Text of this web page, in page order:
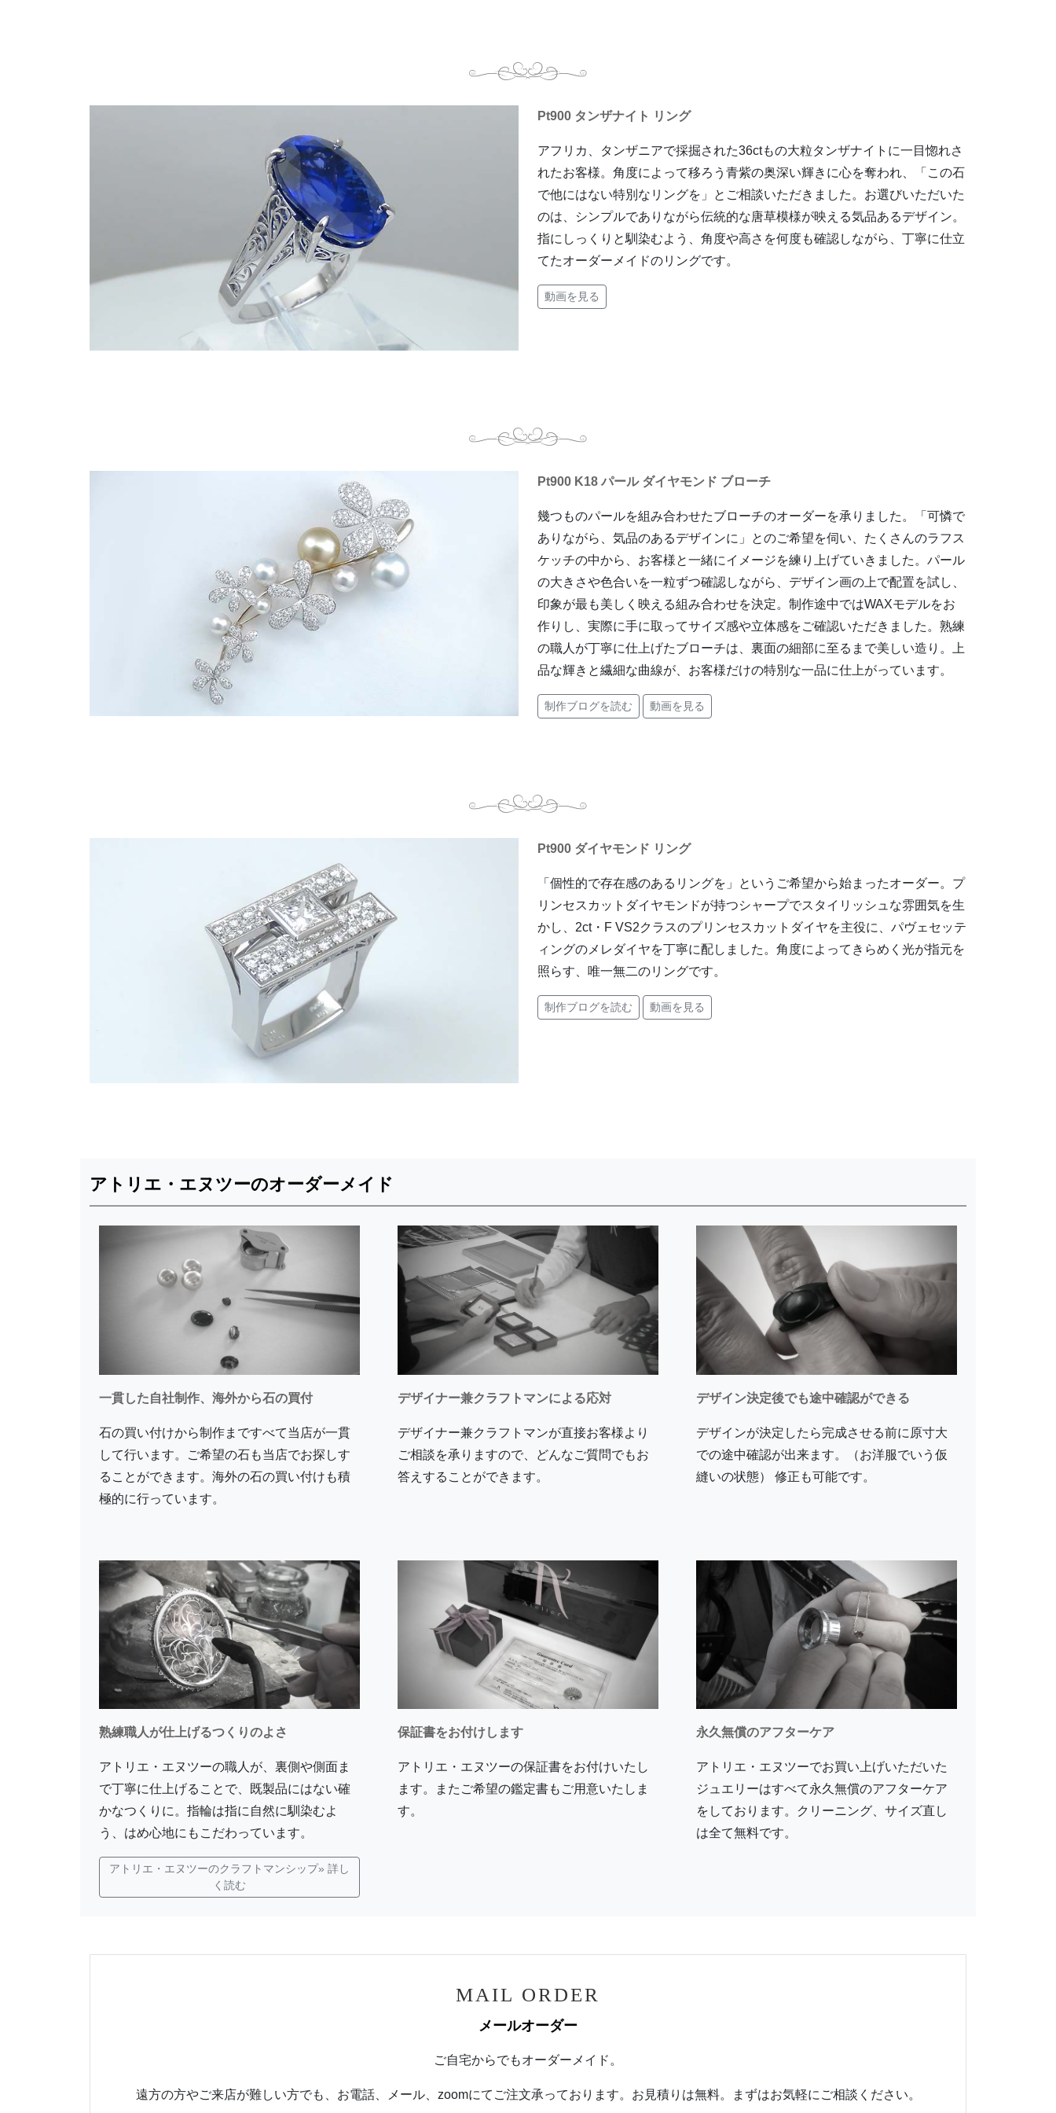
Pt900 タンザナイト リング
アフリカ、タンザニアで採掘された36ctもの大粒タンザナイトに一目惚れさ
れたお客様。角度によって移ろう青紫の奥深い輝きに心を奪われ、「この石
で他にはない特別なリングを」とご相談いただきました。お選びいただいた
のは、シンプルでありながら伝統的な唐草模様が映える気品あるデザイン。
指にしっくりと馴染むよう、角度や高さを何度も確認しながら、丁寧に仕立
てたオーダーメイドのリングです。
動画を見る
Pt900 K18 パール ダイヤモンド ブローチ
幾つものパールを組み合わせたブローチのオーダーを承りました。「可憐で
ありながら、気品のあるデザインに」とのご希望を伺い、たくさんのラフス
ケッチの中から、お客様と一緒にイメージを練り上げていきました。パール
の大きさや色合いを一粒ずつ確認しながら、デザイン画の上で配置を試し、
印象が最も美しく映える組み合わせを決定。制作途中ではWAXモデルをお
作りし、実際に手に取ってサイズ感や立体感をご確認いただきました。熟練
の職人が丁寧に仕上げたブローチは、裏面の細部に至るまで美しい造り。上
品な輝きと繊細な曲線が、お客様だけの特別な一品に仕上がっています。
制作ブログを読む 動画を見る
Pt900 ダイヤモンド リング
「個性的で存在感のあるリングを」というご希望から始まったオーダー。プ
リンセスカットダイヤモンドが持つシャープでスタイリッシュな雰囲気を生
かし、2ct・F VS2クラスのプリンセスカットダイヤを主役に、パヴェセッテ
ィングのメレダイヤを丁寧に配しました。角度によってきらめく光が指元を
照らす、唯一無二のリングです。
制作ブログを読む 動画を見る
アトリエ・エヌツーのオーダーメイド
一貫した自社制作、海外から石の買付
石の買い付けから制作まですべて当店が一貫
して行います。ご希望の石も当店でお探しす
ることができます。海外の石の買い付けも積
極的に行っています。
デザイナー兼クラフトマンによる応対
デザイナー兼クラフトマンが直接お客様より
ご相談を承りますので、どんなご質問でもお
答えすることができます。
デザイン決定後でも途中確認ができる
デザインが決定したら完成させる前に原寸大
での途中確認が出来ます。（お洋服でいう仮
縫いの状態） 修正も可能です。
熟練職人が仕上げるつくりのよさ
アトリエ・エヌツーの職人が、裏側や側面ま
で丁寧に仕上げることで、既製品にはない確
かなつくりに。指輪は指に自然に馴染むよ
う、はめ心地にもこだわっています。
アトリエ・エヌツーのクラフトマンシップ» 詳し
く読む
保証書をお付けします
アトリエ・エヌツーの保証書をお付けいたし
ます。またご希望の鑑定書もご用意いたしま
す。
永久無償のアフターケア
アトリエ・エヌツーでお買い上げいただいた
ジュエリーはすべて永久無償のアフターケア
をしております。クリーニング、サイズ直し
は全て無料です。
MAIL ORDER
メールオーダー
ご自宅からでもオーダーメイド。
遠方の方やご来店が難しい方でも、お電話、メール、zoomにてご注文承っております。お見積りは無料。まずはお気軽にご相談ください。